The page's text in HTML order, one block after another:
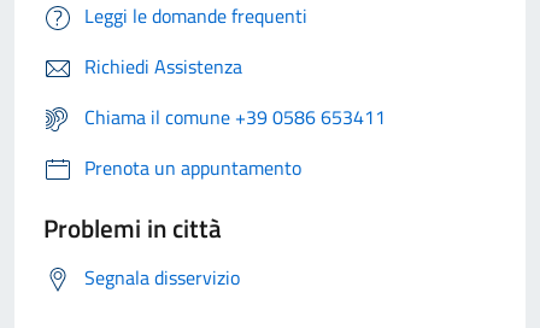
Leggi le domande frequenti
Richiedi Assistenza
Chiama il comune +39 0586 653411
Prenota un appuntamento
Problemi in città
Segnala disservizio